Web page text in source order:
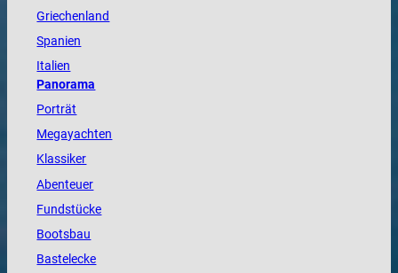
Griechenland
Spanien
Italien
Panorama
Porträt
Megayachten
Klassiker
Abenteuer
Fundstücke
Bootsbau
Bastelecke